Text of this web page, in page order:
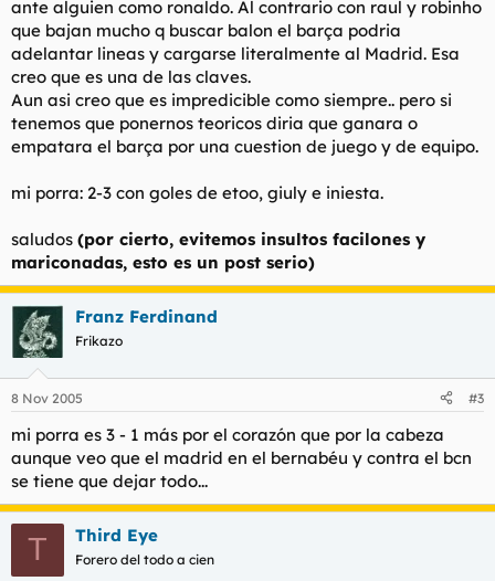
ante alguien como ronaldo. Al contrario con raul y robinho
que bajan mucho q buscar balon el barça podria
adelantar lineas y cargarse literalmente al Madrid. Esa
creo que es una de las claves.
Aun asi creo que es impredicible como siempre.. pero si
tenemos que ponernos teoricos diria que ganara o
empatara el barça por una cuestion de juego y de equipo.
mi porra: 2-3 con goles de etoo, giuly e iniesta.
saludos (por cierto, evitemos insultos facilones y
mariconadas, esto es un post serio)
Franz Ferdinand
Frikazo
8 Nov 2005 #3
mi porra es 3 - 1 más por el corazón que por la cabeza
aunque veo que el madrid en el bernabéu y contra el bcn
se tiene que dejar todo...
T Third Eye
Forero del todo a cien